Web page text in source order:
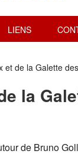
LIENS
et de la Galette
la
de Bruno